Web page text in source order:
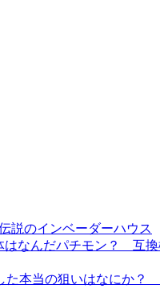
説のインベーダーハウス
パチモン？ 互換